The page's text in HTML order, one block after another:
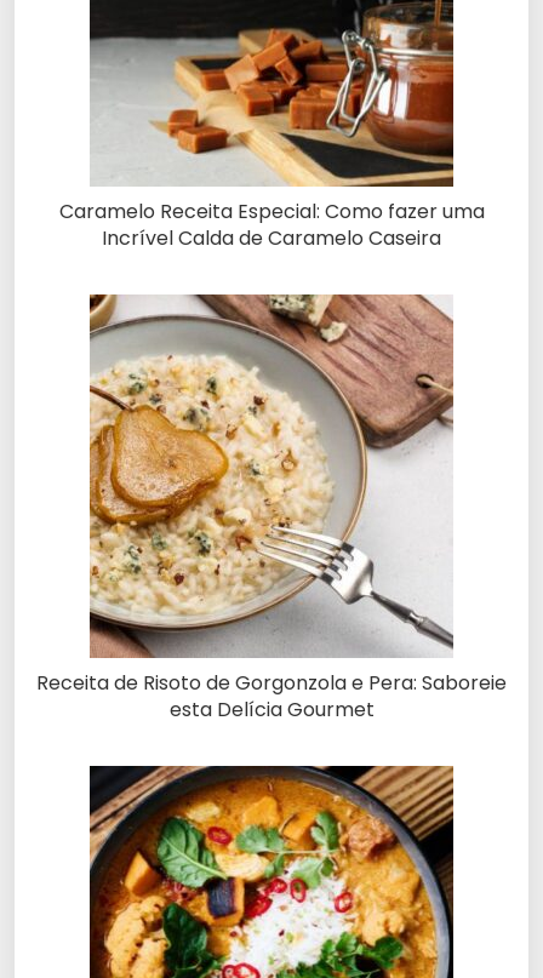
Caramelo Receita Especial: Como fazer uma
Incrível Calda de Caramelo Caseira
Receita de Risoto de Gorgonzola e Pera: Saboreie
esta Delícia Gourmet